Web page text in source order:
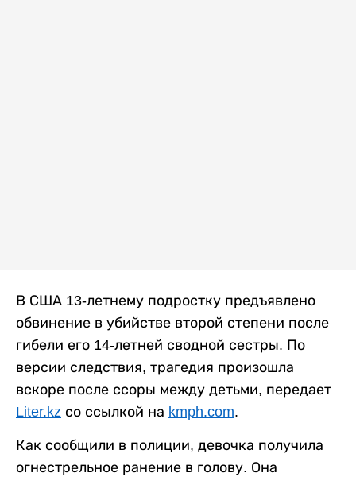
В США 13-летнему подростку предъявлено
обвинение в убийстве второй степени после
гибели его 14-летней сводной сестры. По
версии следствия, трагедия произошла
вскоре после ссоры между детьми, передает
Liter.kz со ссылкой на kmph.com.
Как сообщили в полиции, девочка получила
огнестрельное ранение в голову. Она